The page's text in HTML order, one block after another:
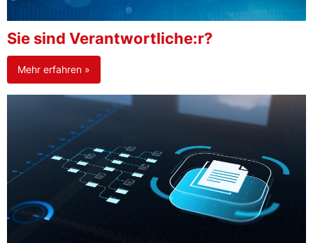
Sie sind Verantwortliche:r?
Mehr erfahren »